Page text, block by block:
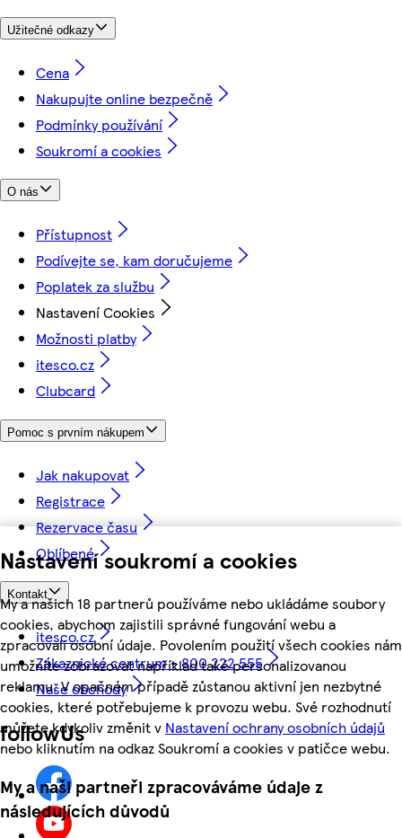
Nastavení soukromí a cookies
My a našich 18 partnerů používáme nebo ukládáme soubory
cookies, abychom zajistili správné fungování webu a
zpracovali osobní údaje. Povolením použití všech cookies nám
umožníte zobrazovat například také personalizovanou
reklamu. V opačném případě zůstanou aktivní jen nezbytné
cookies, které potřebujeme k provozu webu. Své rozhodnutí
můžete kdykoliv změnit v Nastavení ochrany osobních údajů
nebo kliknutím na odkaz Soukromí a cookies v patičce webu.
My a naši partneři zpracováváme údaje z
následujících důvodů
Užitečné odkazy
Cena
Nakupujte online bezpečně
Podmínky používání
Soukromí a cookies
O nás
Přístupnost
Podívejte se, kam doručujeme
Poplatek za službu
Nastavení Cookies
Možnosti platby
itesco.cz
Clubcard
Pomoc s prvním nákupem
Jak nakupovat
Registrace
Rezervace času
Oblíbené
Kontakt
itesco.cz
Zákaznické centrum - 800 222 555
Naše obchody
followUs